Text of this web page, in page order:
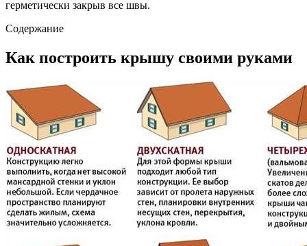
герметически закрыв все швы.
Содержание
Как построить крышу своими руками